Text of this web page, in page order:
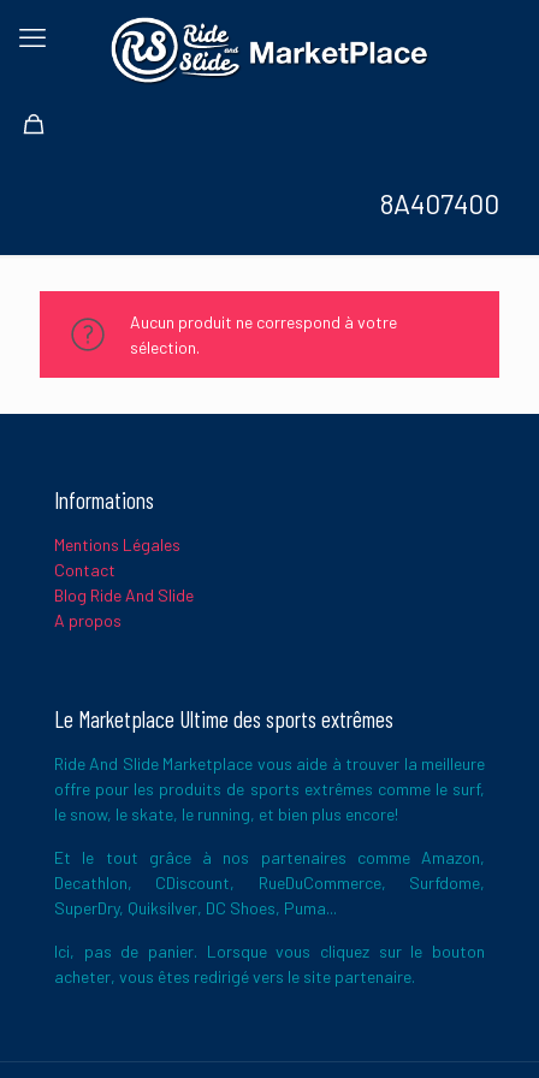
8A407400
Aucun produit ne correspond à votre
sélection.
Informations
Mentions Légales
Contact
Blog Ride And Slide
A propos
Le Marketplace Ultime des sports extrêmes
Ride And Slide Marketplace vous aide à trouver la meilleure
offre pour les produits de sports extrêmes comme le surf,
le snow, le skate, le running, et bien plus encore!
Et le tout grâce à nos partenaires comme Amazon,
Decathlon, CDiscount, RueDuCommerce, Surfdome,
SuperDry, Quiksilver, DC Shoes, Puma...
Ici, pas de panier. Lorsque vous cliquez sur le bouton
acheter, vous êtes redirigé vers le site partenaire.